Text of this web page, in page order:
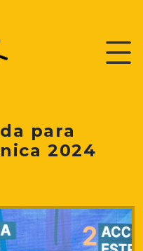
para
2024